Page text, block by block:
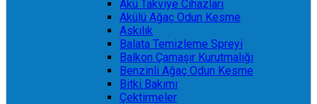
Akü Takviye Cihazları
Akülü Ağaç Odun Kesme
Askılık
Balata Temizleme Spreyi
Balkon Çamaşır Kurutmalığı
Benzinli Ağaç Odun Kesme
Bitki Bakımı
Çektirmeler